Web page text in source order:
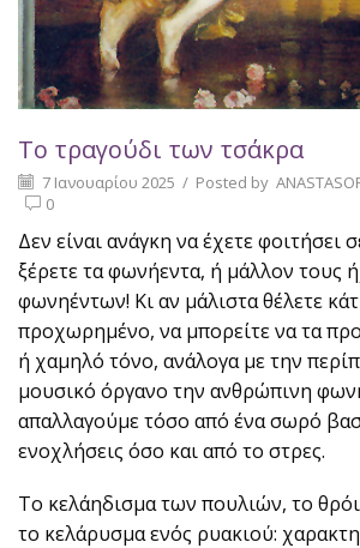
Το τραγούδι των τσάκρα
7 Ιανουαρίου 2025 / Posted by
0
Δεν είναι ανάγκη να έχετε φοιτήσει
ξέρετε τα φωνήεντα, ή μάλλον τους
φωνηέντων! Κι αν μάλιστα θέλετε
προχωρημένο, να μπορείτε να τα
ή χαμηλό τόνο, ανάλογα με την
μουσικό όργανο την ανθρώπινη
απαλλαγούμε τόσο από ένα σωρό
ενοχλήσεις όσο και από το στρες.
Το κελάηδισμα των πουλιών, το
το κελάρυσμα ενός ρυακιού: